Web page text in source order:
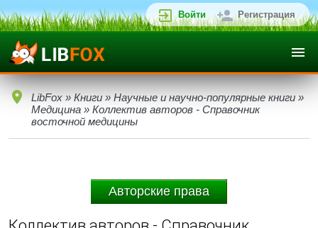
Войти Регистрация
LibFox » Книги » Научные и научно-популярные книги »
Медицина » Коллектив авторов - Справочник
восточной медицины
Авторские права